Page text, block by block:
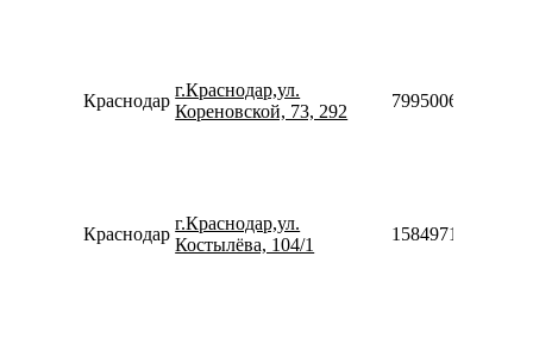
Краснодар
г.Краснодар,ул.
Кореновской, 73, 292
79950068586
Краснодар
г.Краснодар,ул.
Костылёва, 104/1
158497131212